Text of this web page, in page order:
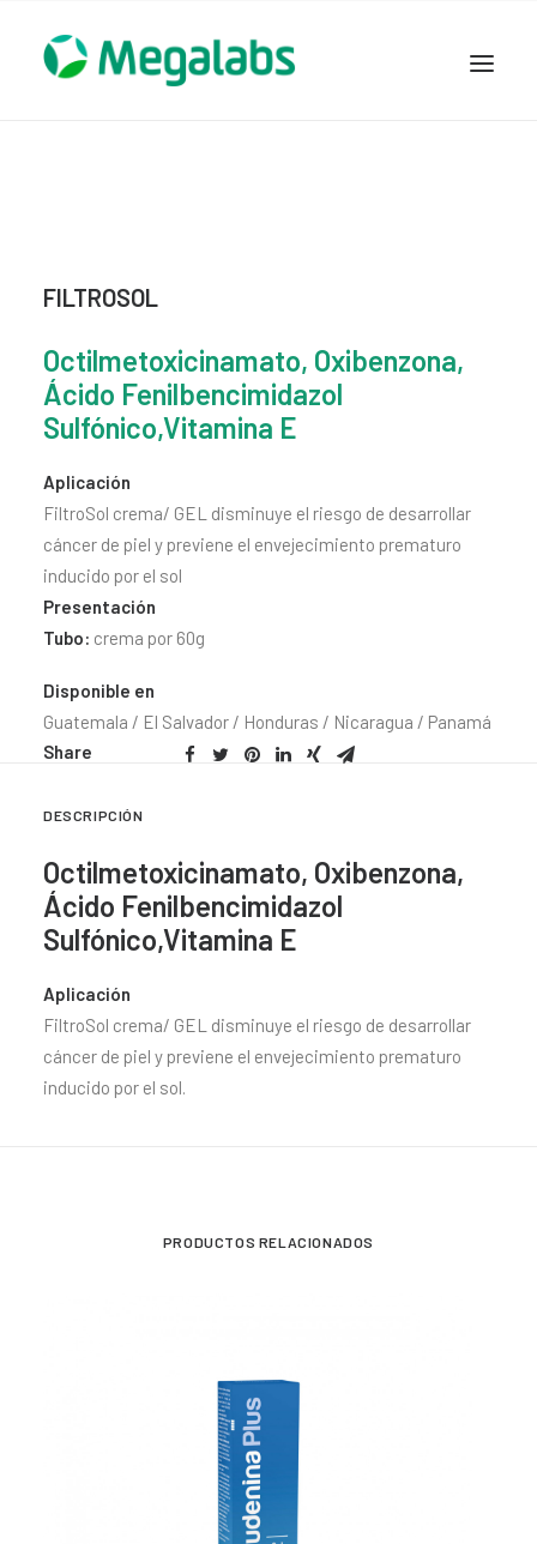
MEGASALUD
GARDEN HOUSE
ENTEREX
NOVEDADES
SEGURIDAD Y RESPALDO
TRABAJAR EN MEGALABS
CONTACTO
FILTROSOL
Octilmetoxicinamato, Oxibenzona,
Ácido Fenilbencimidazol
Sulfónico,Vitamina E
Aplicación
FiltroSol crema/ GEL disminuye el riesgo de desarrollar
cáncer de piel y previene el envejecimiento prematuro
inducido por el sol
Presentación
Tubo: crema por 60g
Disponible en
Guatemala / El Salvador / Honduras / Nicaragua / Panamá
Share
DESCRIPCIÓN
Octilmetoxicinamato, Oxibenzona,
Ácido Fenilbencimidazol
Sulfónico,Vitamina E
Aplicación
FiltroSol crema/ GEL disminuye el riesgo de desarrollar
cáncer de piel y previene el envejecimiento prematuro
inducido por el sol.
PRODUCTOS RELACIONADOS